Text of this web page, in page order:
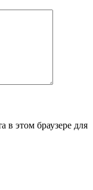
в этом браузере для